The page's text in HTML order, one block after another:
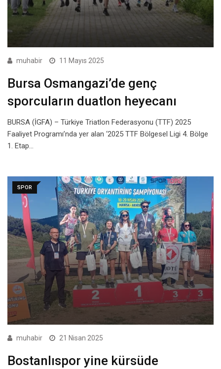
muhabir 11 Mayıs 2025
Bursa Osmangazi’de genç
sporcuların duatlon heyecanı
BURSA (İGFA) – Türkiye Triatlon Federasyonu (TTF) 2025
Faaliyet Programı’nda yer alan ‘2025 TTF Bölgesel Ligi 4. Bölge
1. Etap…
SPOR
muhabir 21 Nisan 2025
Bostanlıspor yine kürsüde